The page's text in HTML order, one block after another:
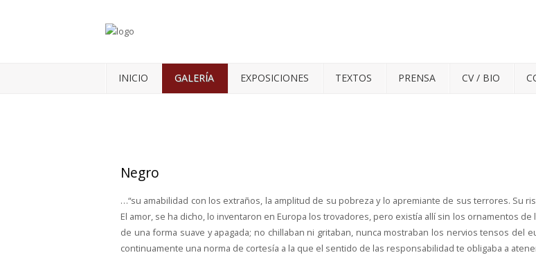
INICIO GALERÍA EXPOSICIONES TEXTOS PRENSA CV / BIO
Negro
…“su amabilidad con los extraños, la amplitud de su pobreza y lo apremiante de sus terrores. Su
El amor, se ha dicho, lo inventaron en Europa los trovadores, pero existía allí sin los ornamentos
de una forma suave y apagada; no chillaban ni gritaban, nunca mostraban los nervios tensos
continuamente una norma de cortesía a la que el sentido de las responsabilidad te obligaba a